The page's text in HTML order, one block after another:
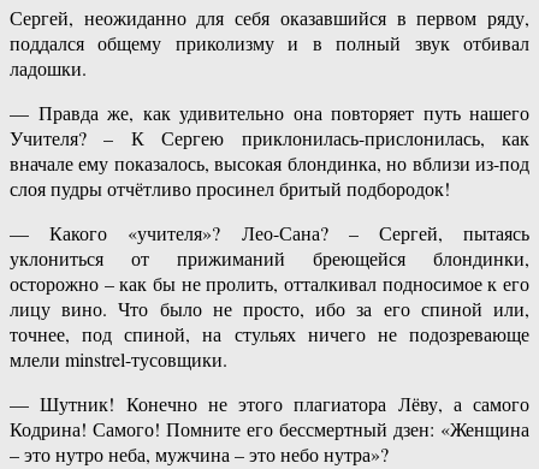
Сергей, неожиданно для себя оказавшийся в первом ряду,
поддался общему приколизму и в полный звук отбивал
ладошки.
— Правда же, как удивительно она повторяет путь нашего
Учителя? – К Сергею приклонилась-прислонилась, как
вначале ему показалось, высокая блондинка, но вблизи из-под
слоя пудры отчётливо просинел бритый подбородок!
— Какого «учителя»? Лео-Сана? – Сергей, пытаясь
уклониться от прижиманий бреющейся блондинки,
осторожно – как бы не пролить, отталкивал подносимое к его
лицу вино. Что было не просто, ибо за его спиной или,
точнее, под спиной, на стульях ничего не подозревающе
млели minstrel-тусовщики.
— Шутник! Конечно не этого плагиатора Лёву, а самого
Кодрина! Самого! Помните его бессмертный дзен: «Женщина
– это нутро неба, мужчина – это небо нутра»?